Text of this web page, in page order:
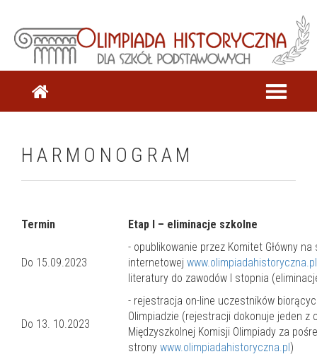
HARMONOGRAM
Termin Etap I – eliminacje szkolne
Do 15.09.2023
- opublikowanie przez Komitet Główny na
internetowej www.olimpiadahistoryczna.pl
literatury do zawodów I stopnia
Do 13. 10.2023
- rejestracja on-line uczestników
Olimpiadzie (rejestracji dokonuje jeden z
Międzyszkolnej Komisji Olimpiady za
strony www.olimpiadahistoryczna.pl)